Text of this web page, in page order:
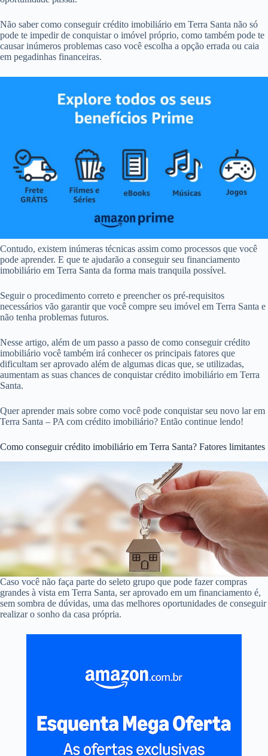
Não saber como conseguir crédito imobiliário em Terra Santa não só
pode te impedir de conquistar o imóvel próprio, como também pode te
causar inúmeros problemas caso você escolha a opção errada ou caia
em pegadinhas financeiras.
Contudo, existem inúmeras técnicas assim como processos que você
pode aprender. E que te ajudarão a conseguir seu financiamento
imobiliário em Terra Santa da forma mais tranquila possível.
Seguir o procedimento correto e preencher os pré-requisitos
necessários vão garantir que você compre seu imóvel em Terra Santa e
não tenha problemas futuros.
Nesse artigo, além de um passo a passo de como conseguir crédito
imobiliário você também irá conhecer os principais fatores que
dificultam ser aprovado além de algumas dicas que, se utilizadas,
aumentam as suas chances de conquistar crédito imobiliário em Terra
Santa.
Quer aprender mais sobre como você pode conquistar seu novo lar em
Terra Santa – PA com crédito imobiliário? Então continue lendo!
Como conseguir crédito imobiliário em Terra Santa? Fatores limitantes
Caso você não faça parte do seleto grupo que pode fazer compras
grandes à vista em Terra Santa, ser aprovado em um financiamento é,
sem sombra de dúvidas, uma das melhores oportunidades de conseguir
realizar o sonho da casa própria.